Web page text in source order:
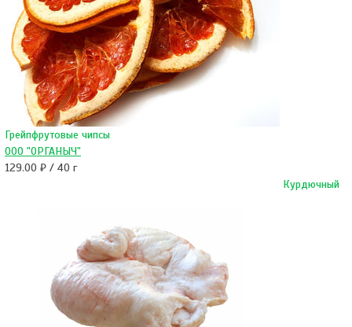
Грейпфрутовые чипсы
ООО "ОРГАНЫЧ"
129.00 ₽ / 40 г
Курдючный